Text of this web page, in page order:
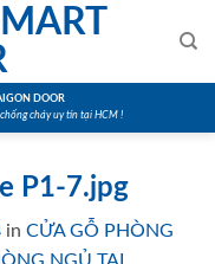
DOOR
cháy uy tín tại HCM !
P1-7.jpg
in CỬA GỖ PHÒNG
NGỦ TẠI